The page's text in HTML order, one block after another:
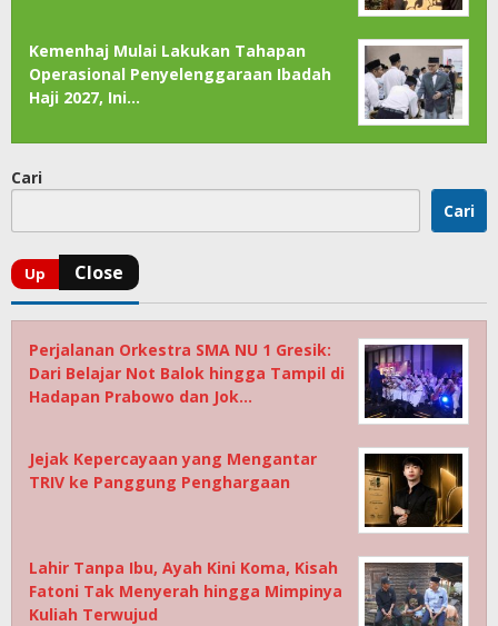
Kemenhaj Mulai Lakukan Tahapan
Operasional Penyelenggaraan Ibadah
Haji 2027, Ini…
Cari
Cari
Perjalanan Orkestra SMA NU 1 Gresik:
Dari Belajar Not Balok hingga Tampil di
Hadapan Prabowo dan Jok…
Jejak Kepercayaan yang Mengantar
TRIV ke Panggung Penghargaan
Lahir Tanpa Ibu, Ayah Kini Koma, Kisah
Fatoni Tak Menyerah hingga Mimpinya
Kuliah Terwujud